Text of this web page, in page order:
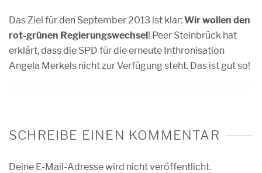
Das Ziel für den September 2013 ist klar:Wir wollen den
rot-grünen Regierungswechsel! Peer Steinbrück hat
erklärt, dass die SPD für die erneute Inthronisation
Angela Merkels nicht zur Verfügung steht. Das ist gut so!
SCHREIBE EINEN KOMMENTAR
Deine E-Mail-Adresse wird nicht veröffentlicht.